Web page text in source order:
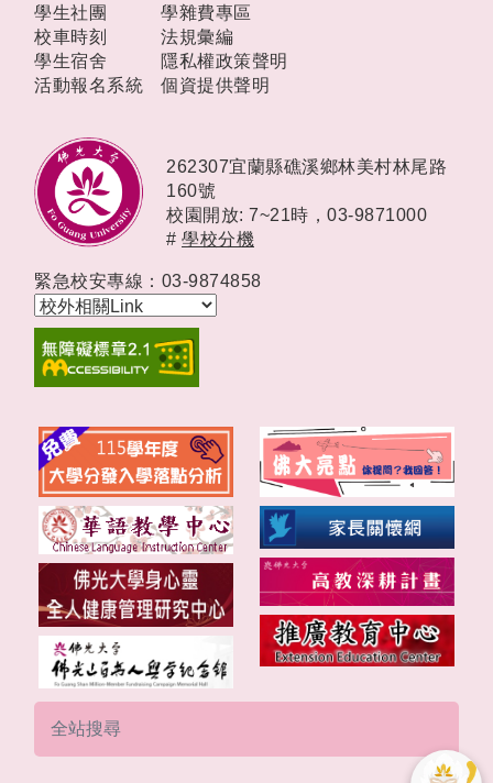
學生社團
校車時刻
學生宿舍
活動報名系統
學雜費專區
法規彙編
隱私權政策聲明
個資提供聲明
262307宜蘭縣礁溪鄉林美村林尾路
160號
校園開放: 7~21時， 03-9871000
# 學校分機
緊急校安專線：03-9874858